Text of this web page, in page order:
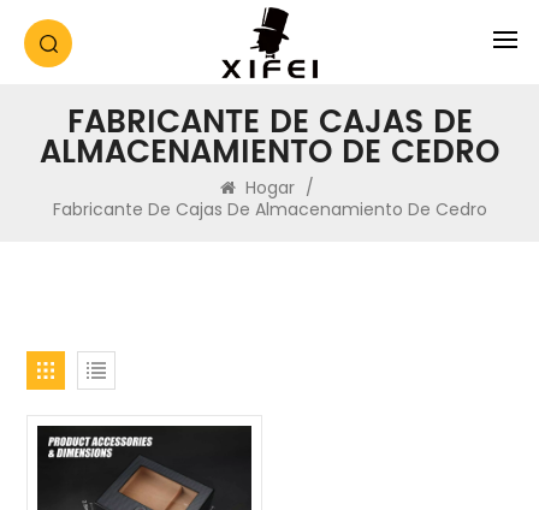
FABRICANTE DE CAJAS DE
ALMACENAMIENTO DE CEDRO
Hogar /
Fabricante De Cajas De Almacenamiento De Cedro